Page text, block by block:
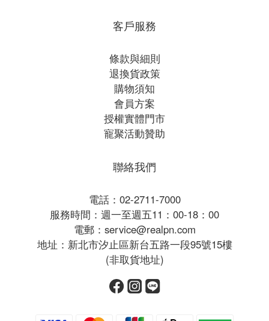
客戶服務
條款與細則
退換貨政策
購物須知
會員方案
授權實體門市
寵聚活動贊助
聯絡我們
電話：02-2711-7000
服務時間：週一至週五11：00-18：00
電郵：service@realpn.com
地址：新北市汐止區新台五路一段95號15樓
(非取貨地址)